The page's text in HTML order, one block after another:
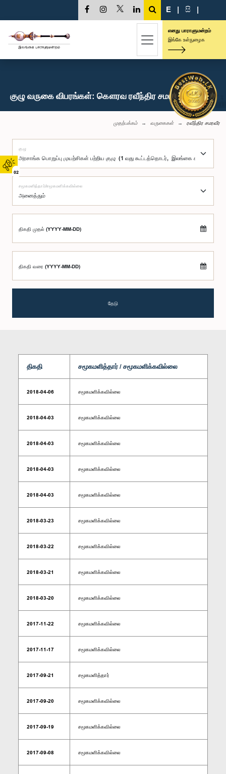
02
E | සි |
எனது பாராளுமன்றம்
இங்கே உள்நுழைக
குழு வருகை விபரங்கள்: கௌரவ ரவீந்திர சமரவீர, பா.உ.
முதற்பக்கம் வருகைகள் ரவீந்திர சமரவீர
குழு
சமூகமளித்தார்/சமூகமளிக்கவில்லை
திகதி முதல் (YYYY-MM-DD)
திகதி வரை (YYYY-MM-DD)
தேடு
திகதி சமூகமளித்தார் / சமூகமளிக்கவில்லை
2018-04-06 சமூகமளிக்கவில்லை
2018-04-03 சமூகமளிக்கவில்லை
2018-04-03 சமூகமளிக்கவில்லை
2018-04-03 சமூகமளிக்கவில்லை
2018-04-03 சமூகமளிக்கவில்லை
2018-03-23 சமூகமளிக்கவில்லை
2018-03-22 சமூகமளிக்கவில்லை
2018-03-21 சமூகமளிக்கவில்லை
2018-03-20 சமூகமளிக்கவில்லை
2017-11-22 சமூகமளிக்கவில்லை
2017-11-17 சமூகமளிக்கவில்லை
2017-09-21 சமூகமளித்தார்
2017-09-20 சமூகமளிக்கவில்லை
2017-09-19 சமூகமளிக்கவில்லை
2017-09-08 சமூகமளிக்கவில்லை